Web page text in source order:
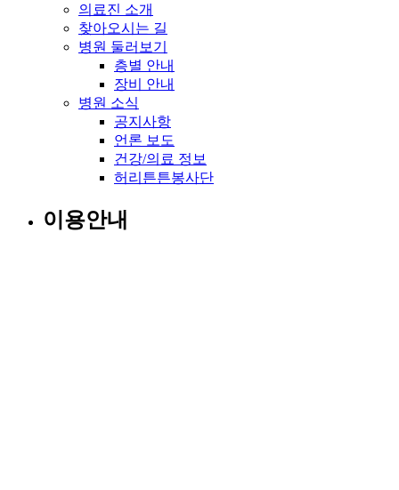
의료진 소개
찾아오시는 길
병원 둘러보기
층별 안내
장비 안내
병원 소식
공지사항
언론 보도
건강/의료 정보
허리튼튼봉사단
이용안내